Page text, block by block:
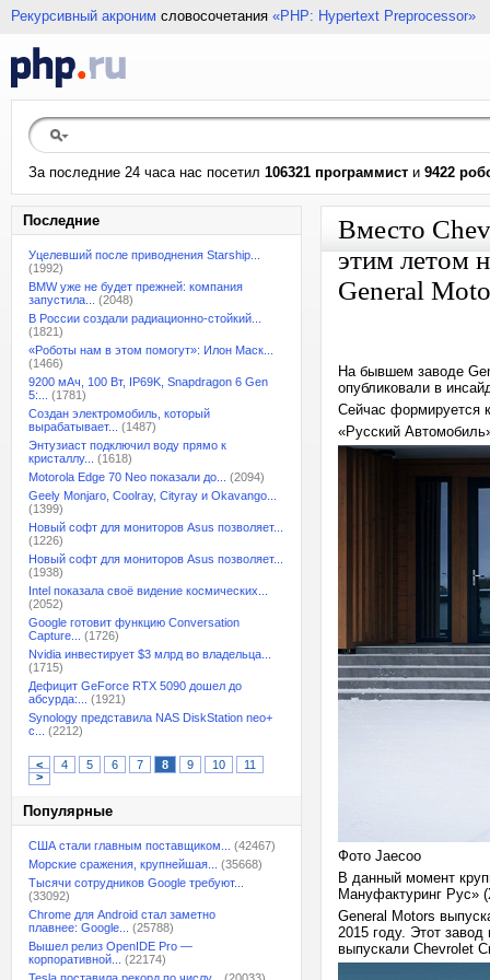
Рекурсивный акроним словосочетания «PHP: Hypertext Preprocessor»
За последние 24 часа нас посетил 106321 программист и 9422
Последние
Уцелевший после приводнения Starship...
(1992)
BMW уже не будет прежней: компания
запустила...
(2048)
В России создали радиационно-стойкий...
(1821)
«Роботы нам в этом помогут»: Илон Маск...
(1466)
9200 мАч, 100 Вт, IP69K, Snapdragon 6 Gen
5:...
(1781)
Создан электромобиль, который
вырабатывает...
(1487)
Энтузиаст подключил воду прямо к
кристаллу...
(1618)
Motorola Edge 70 Neo показали до...
(2094)
Geely Monjaro, Coolray, Cityray и Okavango...
(1399)
Новый софт для мониторов Asus позволяет...
(1226)
Новый софт для мониторов Asus позволяет...
(1938)
Intel показала своё видение космических...
(2052)
Google готовит функцию Conversation
Capture...
(1726)
Nvidia инвестирует $3 млрд во владельца...
(1715)
Дефицит GeForce RTX 5090 дошел до
абсурда:...
(1921)
Synology представила NAS DiskStation neo+
с...
(2212)
< 4 5 6 7 8 9 10
11
>
Популярные
США стали главным поставщиком...
(42467)
Морские сражения, крупнейшая...
(35668)
Тысячи сотрудников Google требуют...
(33092)
Chrome для Android стал заметно
плавнее: Google...
(25788)
Вышел релиз OpenIDE Pro —
корпоративной...
(22174)
Вместо
этим летом
General
На бывшем заводе
опубликовали в
Сейчас формируется
«Русский
Фото Jaecoo
В данный момент
Мануфактуринг Рус»
General Motors
2015 году. Этот
выпускали Chevrolet